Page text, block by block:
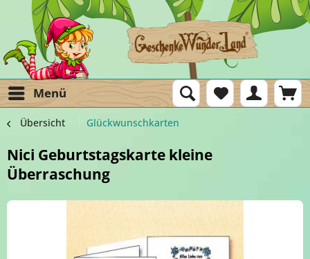
Menü
Übersicht Glückwunschkarten
Nici Geburtstagskarte kleine
Überraschung